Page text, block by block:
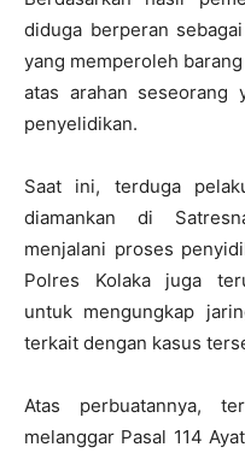
diduga berperan
yang memperoleh barang
atas arahan seseorang
penyelidikan.
Saat ini, terduga
diamankan di
menjalani proses
Polres Kolaka juga
untuk mengungkap
terkait dengan kasus
Atas perbuatannya,
melanggar Pasal 114